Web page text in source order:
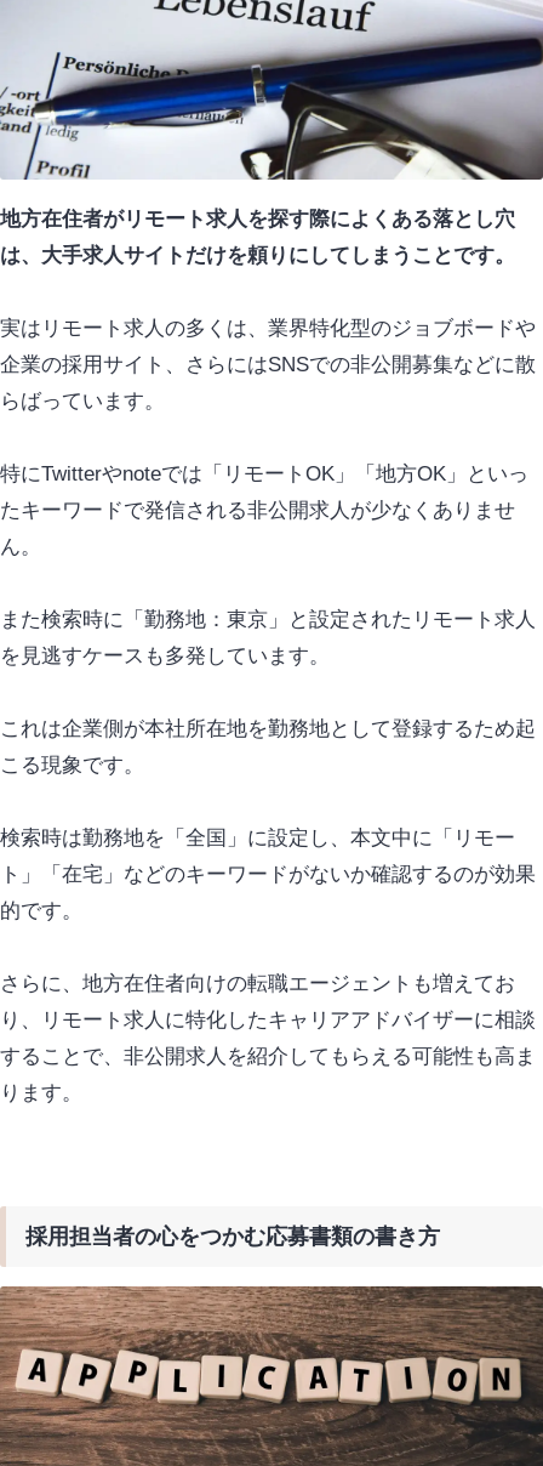
地方在住者がリモート求人を探す際によくある落とし穴
は、大手求人サイトだけを頼りにしてしまうことです。
実はリモート求人の多くは、業界特化型のジョブボードや
企業の採用サイト、さらにはSNSでの非公開募集などに散
らばっています。
特にTwitterやnoteでは 「リモートOK」「地方OK」
といっ
たキーワードで発信される非公開求人が少なくありませ
ん。
また検索時に「勤務地：東京」と設定されたリモート求人
を見逃すケースも多発しています。
これは企業側が本社所在地を勤務地として登録するため起
こる現象です。
検索時は勤務地を「全国」に設定し、本文中に「リモー
ト」「在宅」などのキーワードがないか確認するのが効果
的です。
さらに、地方在住者向けの転職エージェントも増えてお
り、リモート求人に特化したキャリアアドバイザーに相談
することで、非公開求人を紹介してもらえる可能性も高ま
ります。
採用担当者の心をつかむ応募書類の書き方